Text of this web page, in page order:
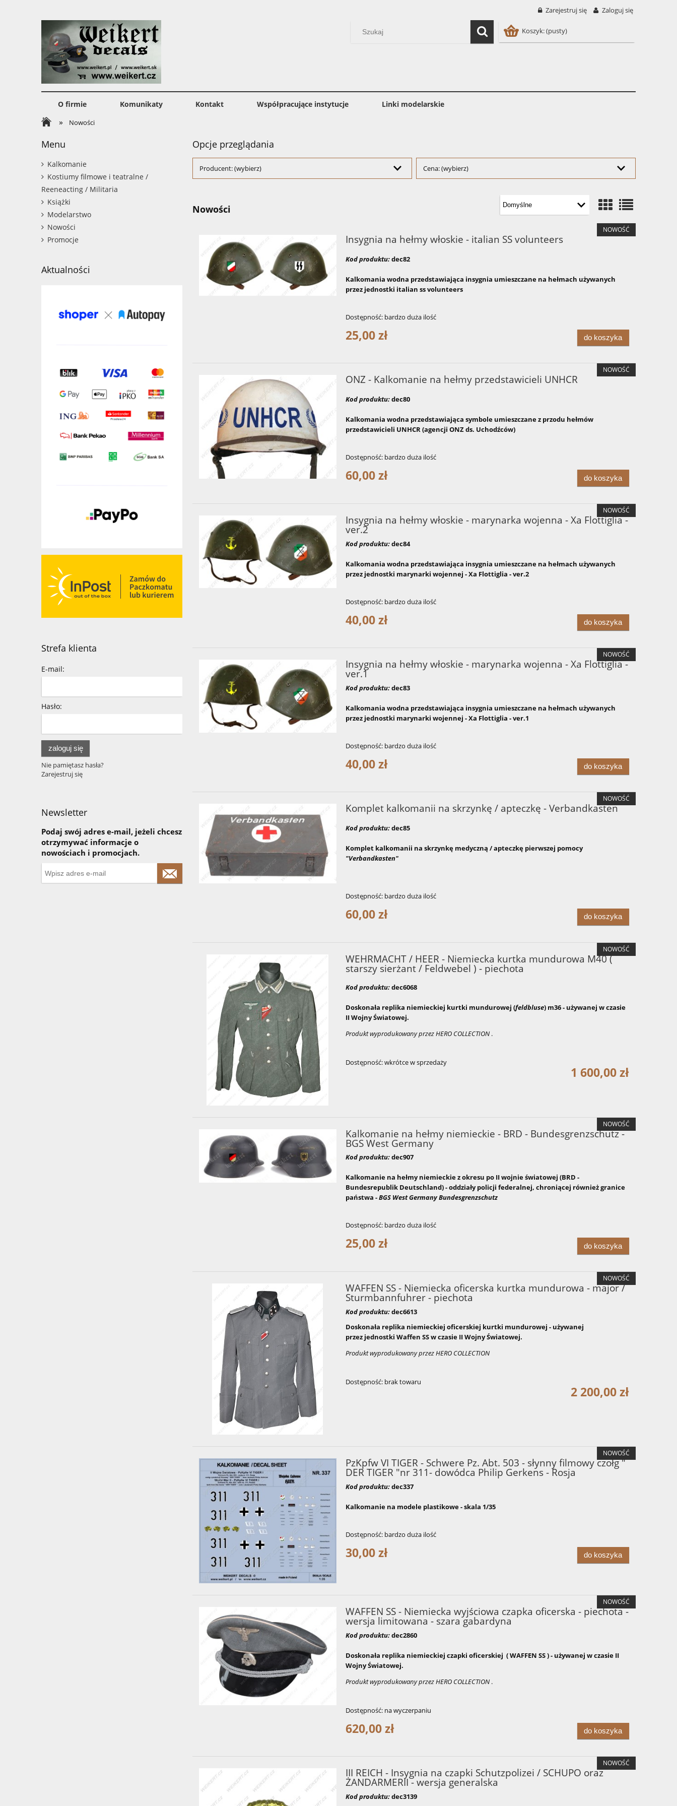
Zarejestruj się Zaloguj się
Koszyk:(pusty)
O firmie Komunikaty Kontakt Współpracujące instytucje Linki modelarskie
» Nowości
Menu
Kalkomanie
Kostiumy filmowe i teatralne /
Reeneacting / Militaria
Książki
Modelarstwo
Nowości
Promocje
Aktualności
Strefa klienta
E-mail:
Hasło:
zaloguj się
Nie pamiętasz hasła?
Zarejestruj się
Newsletter
Podaj swój adres e-mail, jeżeli chcesz
otrzymywać informacje o
nowościach i promocjach.
Opcje przeglądania
Producent: (wybierz) Cena: (wybierz)
Nowości
Insygnia na hełmy włoskie - italian SS volunteers
Kod produktu:dec82
Kalkomania wodna przedstawiająca insygnia umieszczane na hełmach używanych
przez jednostki italian ss volunteers
Dostępność: bardzo duża ilość
25,00 zł do koszyka
NOWOŚĆ
ONZ - Kalkomanie na hełmy przedstawicieli UNHCR
Kod produktu:dec80
Kalkomania wodna przedstawiająca symbole umieszczane z przodu hełmów
przedstawicieli UNHCR (agencji ONZ ds. Uchodźców)
Dostępność: bardzo duża ilość
60,00 zł do koszyka
NOWOŚĆ
Insygnia na hełmy włoskie - marynarka wojenna - Xa Flottiglia -
ver.2
Kod produktu:dec84
Kalkomania wodna przedstawiająca insygnia umieszczane na hełmach używanych
przez jednostki marynarki wojennej - Xa Flottiglia - ver.2
Dostępność: bardzo duża ilość
40,00 zł do koszyka
NOWOŚĆ
Insygnia na hełmy włoskie - marynarka wojenna - Xa Flottiglia -
ver.1
Kod produktu:dec83
Kalkomania wodna przedstawiająca insygnia umieszczane na hełmach używanych
przez jednostki marynarki wojennej - Xa Flottiglia - ver.1
Dostępność: bardzo duża ilość
40,00 zł do koszyka
NOWOŚĆ
Komplet kalkomanii na skrzynkę / apteczkę - Verbandkasten
Kod produktu:dec85
Komplet kalkomanii na skrzynkę medyczną / apteczkę pierwszej pomocy
"Verbandkasten"
Dostępność: bardzo duża ilość
60,00 zł do koszyka
NOWOŚĆ
WEHRMACHT / HEER - Niemiecka kurtka mundurowa M40 (
starszy sierżant / Feldwebel ) - piechota
Kod produktu:dec6068
Doskonała replika niemieckiej kurtki mundurowej (feldbluse) m36 - używanej w czasie
II Wojny Światowej.
Produkt wyprodukowany przez HERO COLLECTION.
Dostępność:wkrótce w sprzedaży
1 600,00 zł
NOWOŚĆ
Kalkomanie na hełmy niemieckie - BRD - Bundesgrenzschutz -
BGS West Germany
Kod produktu:dec907
Kalkomanie na hełmy niemieckie z okresu po II wojnie światowej (BRD -
Bundesrepublik Deutschland) - oddziały policji federalnej, chroniącej również granice
państwa -BGS West Germany Bundesgrenzschutz
Dostępność: bardzo duża ilość
25,00 zł do koszyka
NOWOŚĆ
WAFFEN SS - Niemiecka oficerska kurtka mundurowa - major /
Sturmbannfuhrer - piechota
Kod produktu:dec6613
Doskonała replika niemieckiej oficerskiej kurtki mundurowej - używanej
przez jednostki Waffen SS w czasie II Wojny Światowej.
Produkt wyprodukowany przez HERO COLLECTION
Dostępność: brak towaru
2 200,00 zł
NOWOŚĆ
PzKpfw VI TIGER - Schwere Pz. Abt. 503 - słynny filmowy czołg "
DER TIGER "nr 311- dowódca Philip Gerkens - Rosja
Kod produktu:dec337
Kalkomanie na modele plastikowe - skala 1/35
Dostępność: bardzo duża ilość
30,00 zł do koszyka
NOWOŚĆ
WAFFEN SS - Niemiecka wyjściowa czapka oficerska - piechota -
wersja limitowana - szara gabardyna
Kod produktu:dec2860
Doskonała replika niemieckiej czapki oficerskiej ( WAFFEN SS ) - używanej w czasie II
Wojny Światowej.
Produkt wyprodukowany przez HERO COLLECTION.
Dostępność: na wyczerpaniu
620,00 zł do koszyka
NOWOŚĆ
III REICH - Insygnia na czapki Schutzpolizei / SCHUPO oraz
ŻANDARMERII - wersja generalska
Kod produktu:dec3139
NOWOŚĆ